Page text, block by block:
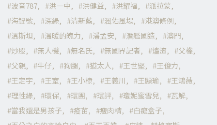
波音787
洪一中 洪健益 洪耀福
派拉蒙
海鯤號
深綠 清新藍 渢佑風場
港澳條例
溫斯坦
溫暖的魄力 潘孟安 潛艦國造
澳門
炒股
無人機 無名氏 無國界記者 爐渣
父權
父親
牛仔 狗腿 猶太人 王世堅
王俊力
王定宇
王室 王小棣 王義川 王顯瑜
王鴻薇
理性綠
環保 環團 環評 瓊妮蜜雪兒
瓦解
當我還是男孩子
疫苗 瘦肉精
白癡盒子